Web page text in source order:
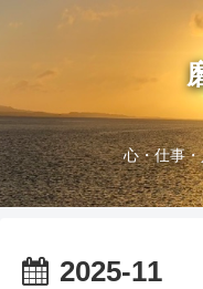
心・仕事
2025-11